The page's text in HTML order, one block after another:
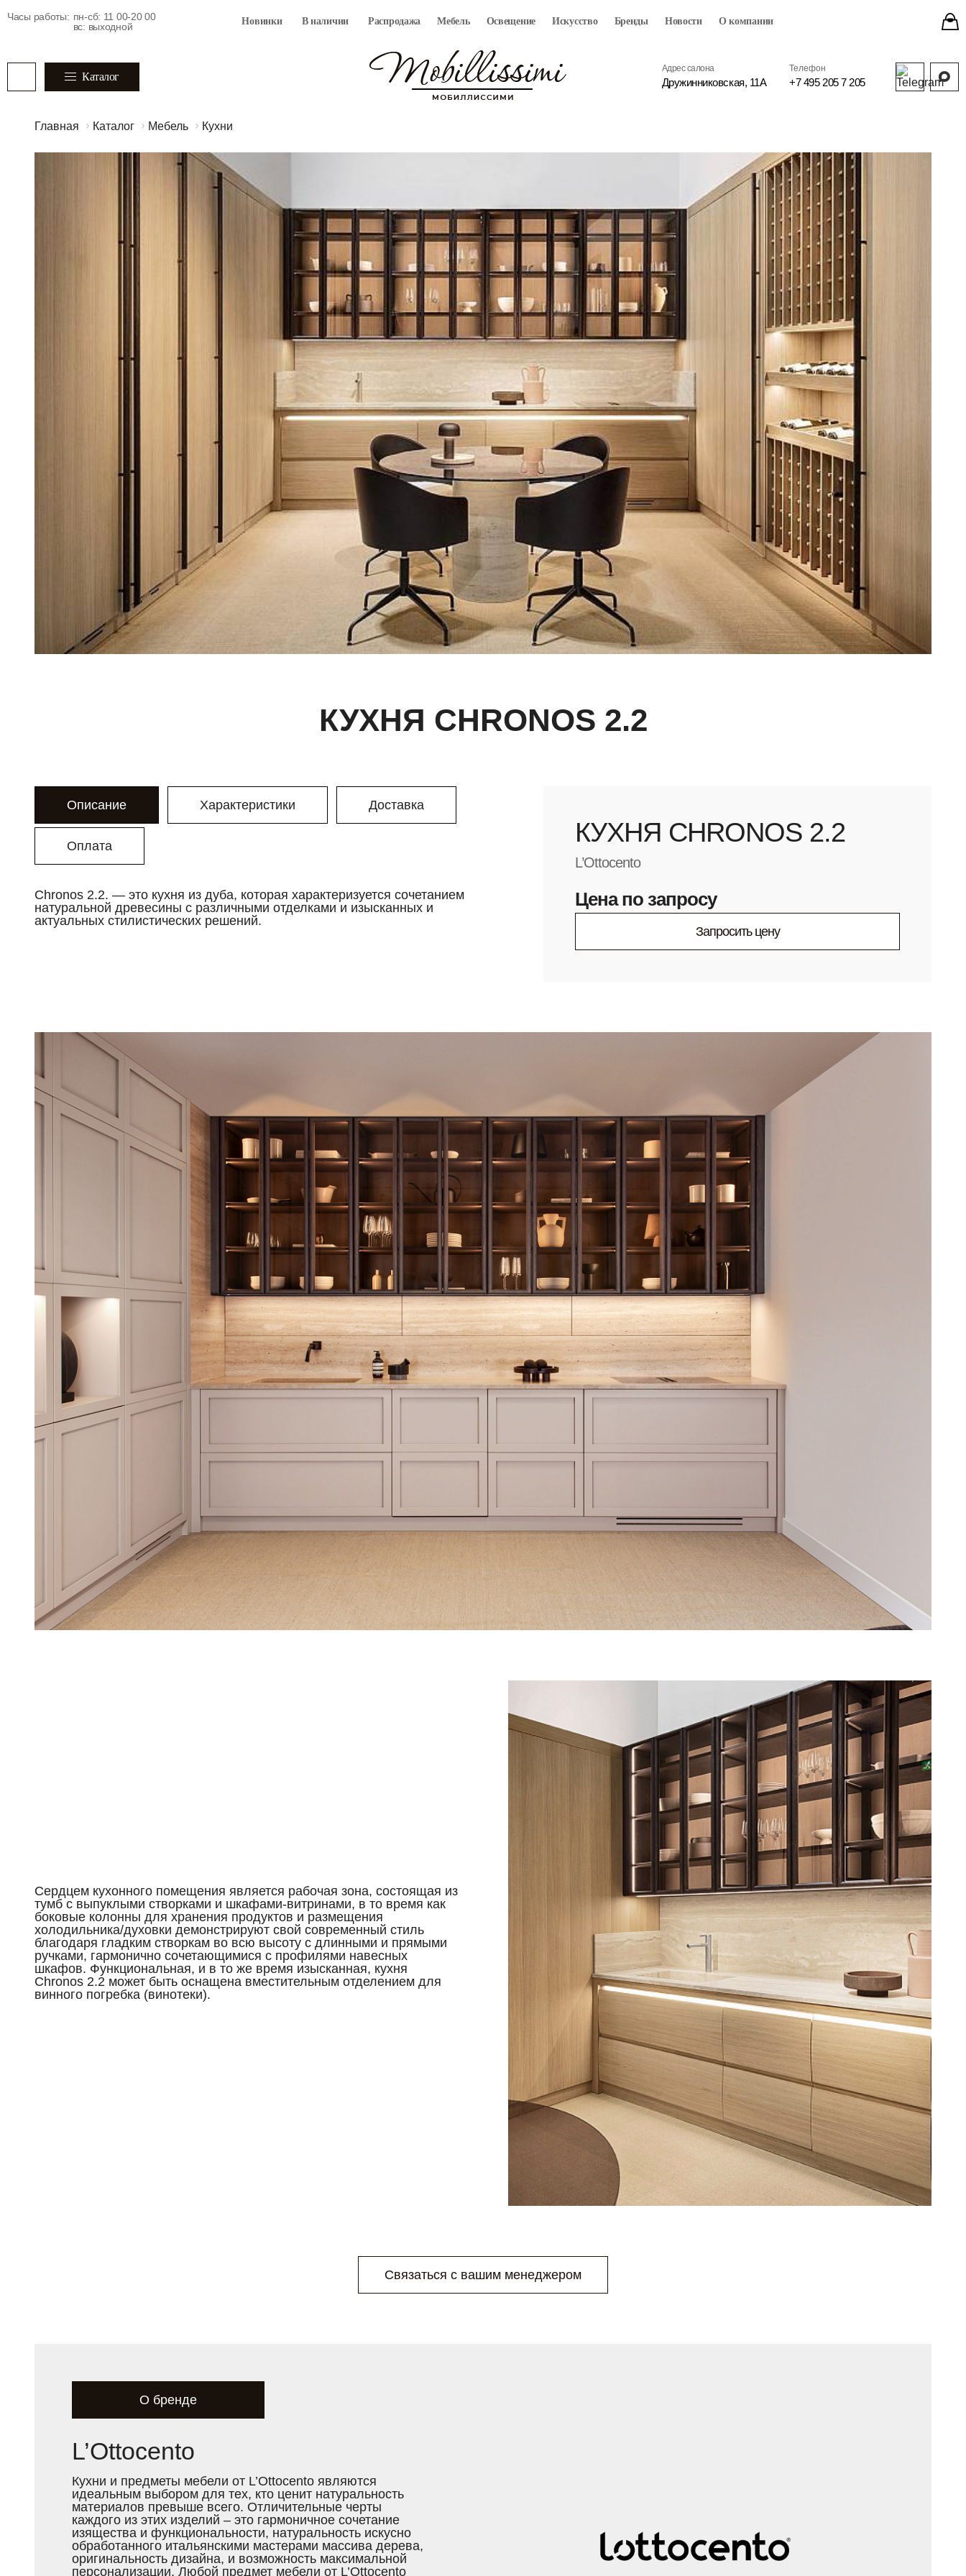
Часы работы: пн-сб: 11 00-20 00
вс: выходной
Новинки В наличии Распродажа Мебель Освещение Искусство Бренды Новости О компании
Каталог
Адрес салона
Дружинниковская, 11А
Телефон
+7 495 205 7 205
Главная Каталог Мебель Кухни
КУХНЯ CHRONOS 2.2
Описание Характеристики Доставка
Оплата
Chronos 2.2. — это кухня из дуба, которая характеризуется сочетанием
натуральной древесины с различными отделками и изысканных и
актуальных стилистических решений.
КУХНЯ CHRONOS 2.2
L’Ottocento
Цена по запросу
Запросить цену
Сердцем кухонного помещения является рабочая зона, состоящая из
тумб с выпуклыми створками и шкафами-витринами, в то время как
боковые колонны для хранения продуктов и размещения
холодильника/духовки демонстрируют свой современный стиль
благодаря гладким створкам во всю высоту с длинными и прямыми
ручками, гармонично сочетающимися с профилями навесных
шкафов. Функциональная, и в то же время изысканная, кухня
Chronos 2.2 может быть оснащена вместительным отделением для
винного погребка (винотеки).
Связаться с вашим менеджером
О бренде
L’Ottocento
Кухни и предметы мебели от L’Ottocento являются
идеальным выбором для тех, кто ценит натуральность
материалов превыше всего. Отличительные черты
каждого из этих изделий – это гармоничное сочетание
изящества и функциональности, натуральность искусно
обработанного итальянскими мастерами массива дерева,
оригинальность дизайна, и возможность максимальной
персонализации. Любой предмет мебели от L’Ottocento